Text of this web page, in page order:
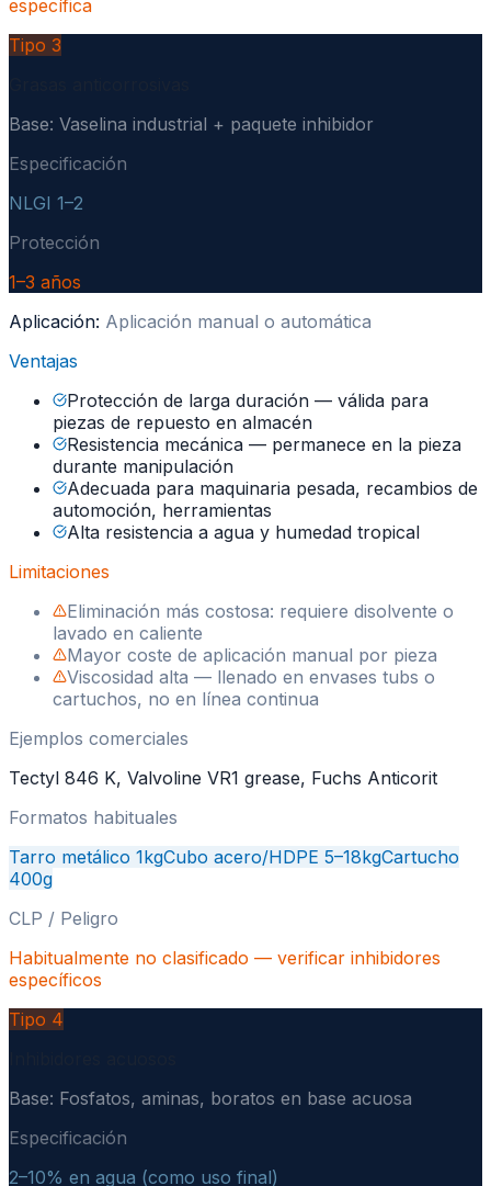
específica
Tipo 3
Base: Vaselina industrial + paquete inhibidor
Especificación
NLGI 1–2
Protección
1–3 años
Aplicación: Aplicación manual o automática
Ventajas
Protección de larga duración — válida para
piezas de repuesto en almacén
Resistencia mecánica — permanece en la pieza
durante manipulación
Adecuada para maquinaria pesada, recambios de
automoción, herramientas
Alta resistencia a agua y humedad tropical
Limitaciones
Eliminación más costosa: requiere disolvente o
lavado en caliente
Mayor coste de aplicación manual por pieza
Viscosidad alta — llenado en envases tubs o
cartuchos, no en línea continua
Ejemplos comerciales
Tectyl 846 K, Valvoline VR1 grease, Fuchs Anticorit
Formatos habituales
Tarro metálico 1kgCubo acero/HDPE 5–18kgCartucho
400g
CLP / Peligro
Habitualmente no clasificado — verificar inhibidores
específicos
Tipo 4
Base: Fosfatos, aminas, boratos en base acuosa
Especificación
2–10% en agua (como uso final)